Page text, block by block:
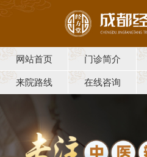
网站首页 门诊简介
来院路线 在线咨询